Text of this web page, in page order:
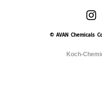
© AVAN Chemicals
Koch-